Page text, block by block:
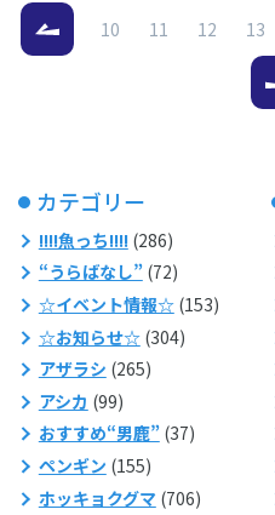
10 11 12 13
カテゴリー
!!!!魚っち!!!!(286)
“うらばなし”(72)
☆イベント情報☆(153)
☆お知らせ☆(304)
アザラシ (265)
アシカ (99)
おすすめ“男鹿”(37)
ペンギン (155)
ホッキョクグマ (706)